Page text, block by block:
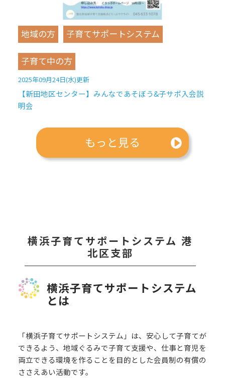
地域の方 子育てサポートシステム
子育て中の方
2025年09月24日(水)更新
【新田地区センター】みんなであそぼう&子サポ入会説
明会
もっと見る
横浜子育てサポートシステム 港
北区支部
横浜子育てサポートシステム
とは
「横浜子育てサポートシステム」は、安心して子育てが
できるよう、地域ぐるみで子育て支援や、仕事と育児を
両立できる環境を作ることを目的とした会員制の有償の
ささえあい活動です。